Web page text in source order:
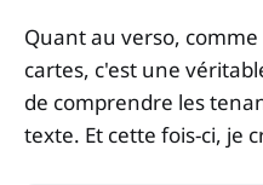
Quant au verso,
cartes, c'est une
de comprendre les
texte. Et cette fois-ci, je